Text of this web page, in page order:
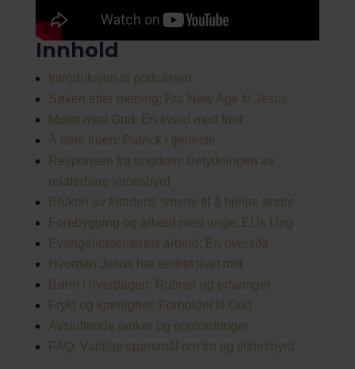
Innhold
Introduksjon til podcasten
Søken etter mening: Fra New Age til Jesus
Møtet med Gud: En kveld med fred
Å dele troen: Patrick i tjeneste
Responsen fra ungdom: Betydningen av
relaterbare vitnesbyrd
Bruken av fortidens smerte til å hjelpe andre
Forebygging og arbeid med unge: EUs Ung
Evangelietsenterets arbeid: En oversikt
Hvordan Jesus har endret livet mitt
Bønn i hverdagen: Rutiner og erfaringer
Frykt og kjærlighet: Forholdet til Gud
Avsluttende tanker og oppfordringer
FAQ: Vanlige spørsmål om tro og vitnesbyrd